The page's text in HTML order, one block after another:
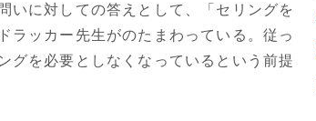
いに対しての答えとして、「セリングを
ラッカー先生がのたまわっている。従っ
グを必要としなくなっているという前提